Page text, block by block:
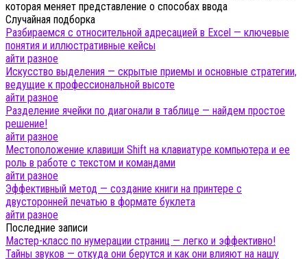
которая меняет представление о способах ввода
Случайная подборка
Разбираемся с относительной адресацией в Excel — ключевые
понятия и иллюстративные кейсы
айти разное
Искусство выделения — скрытые приемы и основные стратегии,
ведущие к профессиональной высоте
айти разное
Разделение ячейки по диагонали в таблице — найдем простое
решение!
айти разное
Местоположение клавиши Shift на клавиатуре компьютера и ее
роль в работе с текстом и командами
айти разное
Эффективный метод — создание книги на принтере с
двусторонней печатью в формате буклета
айти разное
Последние записи
Мастер-класс по нумерации страниц — легко и эффективно!
Тайны звуков — откуда они берутся и как они влияют на нашу